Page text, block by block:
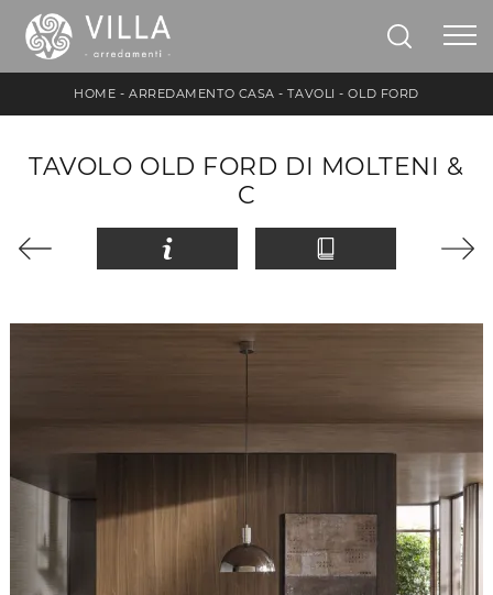
HOME - ARREDAMENTO CASA -TAVOLI -OLD FORD
TAVOLO OLD FORD DI MOLTENI &
C